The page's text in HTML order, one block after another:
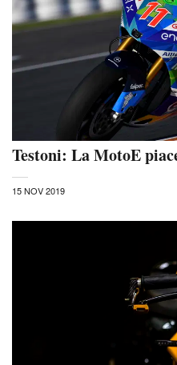
Testoni: La MotoE
15 NOV 2019